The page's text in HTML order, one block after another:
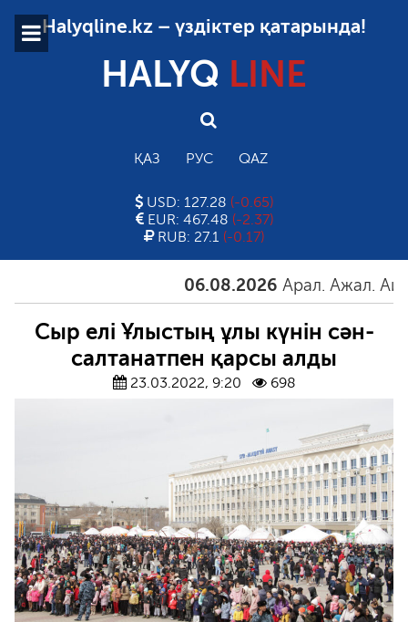
Halyqline.kz – үздіктер қатарында!
HALYQ LINE
ҚАЗ РУС QAZ
USD: 127.28 (-0.65)
EUR: 467.48 (-2.37)
RUB: 27.1 (-0.17)
06.08.2026 Арал. Ажал. Айғақ
Сыр елі Ұлыстың ұлы күнін сән-
салтанатпен қарсы алды
23.03.2022, 9:20 698